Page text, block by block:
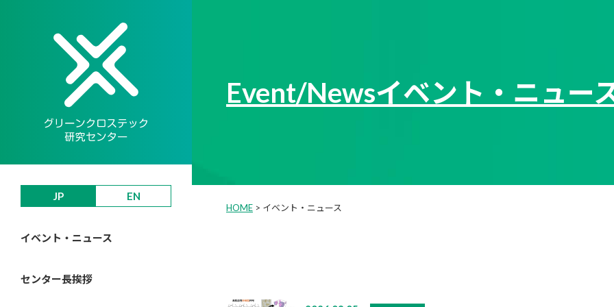
JP EN
イベント・ニュース
センター長挨拶
Event/Newsイベント・ニュー
HOME > イベント・ニュース